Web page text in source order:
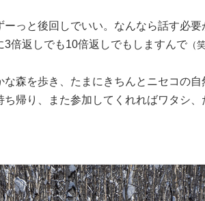
っと後回しでいい。なんなら話す必
3倍返しでも10倍返しでもしますんで （
な森を歩き、たまにきちんとニセコの
帰り、また参加してくれればワタシ、